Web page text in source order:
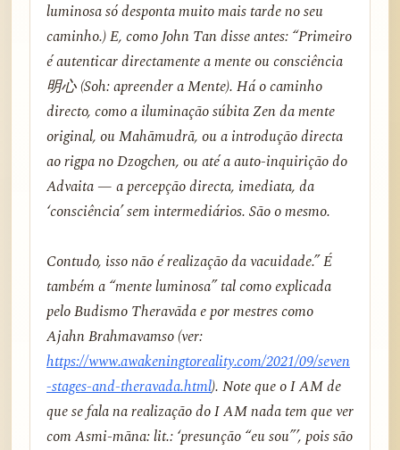
luminosa só desponta muito mais tarde no seu
caminho.) E, como John Tan disse antes: “Primeiro
é autenticar directamente a mente ou consciência
明心 (Soh: apreender a Mente). Há o caminho
directo, como a iluminação súbita Zen da mente
original, ou Mahāmudrā, ou a introdução directa
ao rigpa no Dzogchen, ou até a auto-inquirição do
Advaita — a percepção directa, imediata, da
‘consciência’ sem intermediários. São o mesmo.
Contudo, isso não é realização da vacuidade.” É
também a “mente luminosa” tal como explicada
pelo Budismo Theravāda e por mestres como
Ajahn Brahmavamso (ver:
https://www.awakeningtoreality.com/2021/09/seven
-stages-and-theravada.html). Note que o I AM de
que se fala na realização do I AM nada tem que ver
com Asmi-māna: lit.: ‘presunção “eu sou”’, pois são